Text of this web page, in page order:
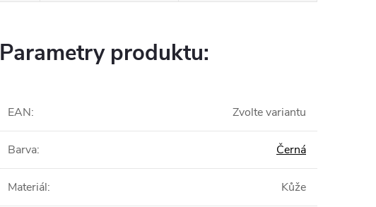
Parametry produktu:
EAN: Zvolte variantu
Barva: Černá
Materiál: Kůže